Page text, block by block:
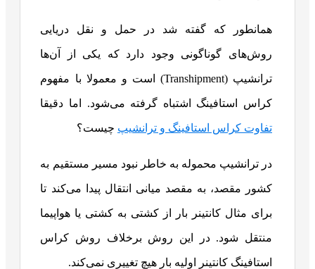
همانطور که گفته شد در حمل و نقل دریایی
روش‌های گوناگونی وجود دارد که یکی از آن‌ها
ترانشیپ (Transhipment) است و معمولا با مفهوم
کراس استافینگ اشتباه گرفته می‌شود. اما دقیقا
تفاوت کراس استافینگ و ترانشیپ چیست؟
در ترانشیپ محموله به خاطر نبود مسیر مستقیم به
کشور مقصد، به مقصد میانی انتقال پیدا می‌کند تا
برای مثال کانتینر بار از کشتی به کشتی یا هواپیما
منتقل شود. در این روش برخلاف روش کراس
استافینگ کانتینر اولیه بار هیچ تغییری نمی‌کند.